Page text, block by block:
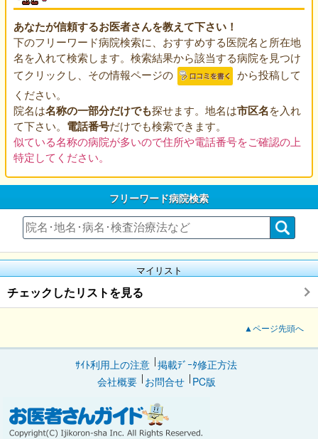
あなたが信頼するお医者さんを教えて下さい！
下のフリーワード病院検索に、おすすめする医院名と所在地
名を入れて検索します。検索結果から該当する病院を見つけ
てクリックし、その情報ページの
から投稿して
ください。
院名は名称の一部分だけでも探せます。地名は市区名を入れ
て下さい。 電話番号だけでも検索できます。
似ている名称の病院が多いので住所や電話番号をご確認の上
特定してください。
フリーワード病院検索
マイリスト
チェックしたリストを見る
▲ページ先頭へ
ｻｲﾄ利用上の注意 掲載ﾃﾞｰﾀ修正方法
会社概要
お問合せ PC版